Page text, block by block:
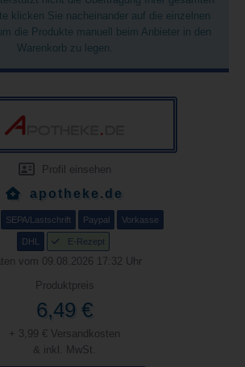
klicken Sie nacheinander auf die einzelnen
die Produkte manuell beim Anbieter in den
Warenkorb zu legen.
Profil einsehen
apotheke.de
SEPA/Lastschrift Paypal Vorkasse
DHL E-Rezept
vom 09.08.2026 17:32 Uhr
Produktpreis
6,49 €
+ 3,99 € Versandkosten
& inkl. MwSt.